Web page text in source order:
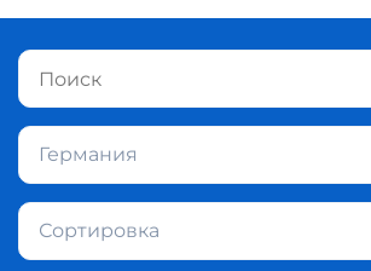
Германия
Сортировка